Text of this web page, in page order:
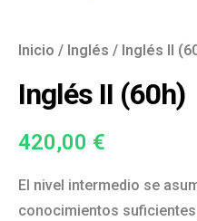
Inicio / Inglés / Inglés II
Inglés II (60h)
420,00 €
El nivel intermedio se
conocimientos